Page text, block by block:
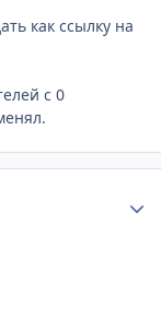
как ссылку на
с 0